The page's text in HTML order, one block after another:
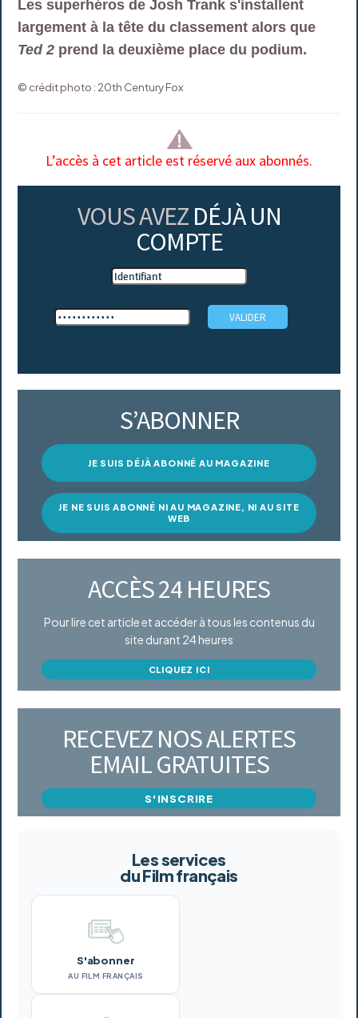
Les superhéros de Josh Trank s'installent
largement à la tête du classement alors que
Ted 2 prend la deuxième place du podium.
© crédit photo : 20th Century Fox
L’accès à cet article est réservé aux abonnés.
VOUS AVEZ DÉJÀ UN
COMPTE
S’ABONNER
JE SUIS DÉJÀ ABONNÉ AU MAGAZINE
JE NE SUIS ABONNÉ NI AU MAGAZINE, NI AU SITE
WEB
ACCÈS 24 HEURES
Pour lire cet article et accéder à tous les contenus du
site durant 24 heures
CLIQUEZ ICI
RECEVEZ NOS ALERTES
EMAIL GRATUITES
S'INSCRIRE
Les services
du Film français
S'abonner
AU FILM FRANÇAIS